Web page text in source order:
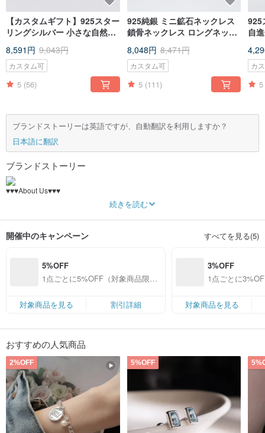
【カスタムギフト】925スター
リングシルバー 小さな自然の
トパッケージ
8,591円 9,043円
カスタム可
5 (56)
925純銀 ミニ鉱石ネックレス
鎖骨ネックレス ロングネック
ギフトラッピング
8,048円 8,471円
カスタム可
5 (111)
925
自
カ
5
ブランドストーリーは英語ですが、自動翻訳を利用しますか？
日本語に翻訳
ブランドストーリー
♥♥♥About Us♥♥♥
COOL&HOT is a team comprised of a charming bearded guy and long-
glass or quartz crystal to give our products new life. Our sincerest hope is that
IG : miss_cool2015
-----------------------------------------------------------------
International Standard Silver or 999 Sterling Silver.” Due to our designer’s—
one’s constitution!
続きを読む
開催中のキャンペーン すべてを見る(5)
5%OFF
1点ごとに5%OFF（対象商品限
対象商品を見る
割引詳細
3%OFF
1点ごとに
対象商品を見る
おすすめの人気商品
2%OFF 5%OFF